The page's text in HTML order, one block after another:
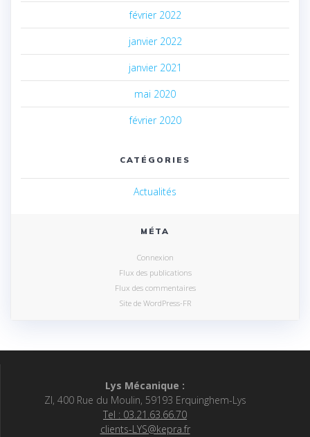
février 2022
janvier 2022
janvier 2021
mai 2020
février 2020
CATÉGORIES
Actualités
MÉTA
Connexion
Flux des publications
Flux des commentaires
Site de WordPress-FR
Lys Mécanique :
ZI, 400 Rue du Moulin, 59193 Erquinghem-Lys
Tel : 03.21.63.66.70
clients-LYS@kepra.fr